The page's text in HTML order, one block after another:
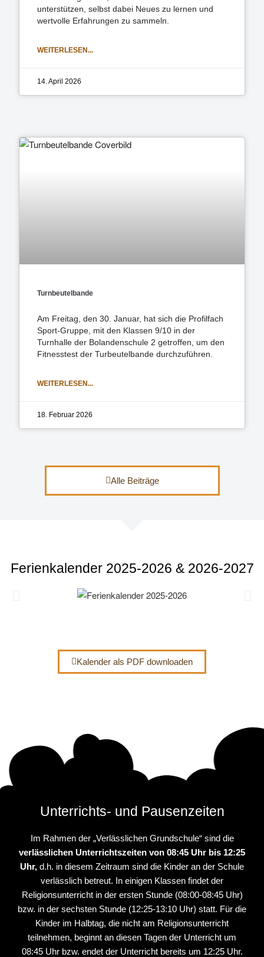
unterstützen, selbst dabei Neues zu lernen und
wertvolle Erfahrungen zu sammeln.
WEITERLESEN...
14. April 2026
Turnbeutelbande
Am Freitag, den 30. Januar, hat sich die Profilfach
Sport-Gruppe, mit den Klassen 9/10 in der
Turnhalle der Bolandenschule 2 getroffen, um den
Fitnesstest der Turbeutelbande durchzuführen.
WEITERLESEN...
18. Februar 2026
Alle Beiträge
Ferienkalender 2025-2026 & 2026-2027
Kalender als PDF downloaden
Unterrichts- und Pausenzeiten
Im Rahmen der „Verlässlichen Grundschule“ sind die
verlässlichen Unterrichtszeiten von 08:45 Uhr bis 12:25
Uhr, d.h. in diesem Zeitraum sind die Kinder an der Schule
verlässlich betreut. In einigen Klassen findet der
Religionsunterricht in der ersten Stunde (08:00-08:45 Uhr)
bzw. in der sechsten Stunde (12:25-13:10 Uhr) statt. Für die
Kinder im Halbtag, die nicht am Religionsunterricht
teilnehmen, beginnt an diesen Tagen der Unterricht um
08:45 Uhr bzw. endet der Unterricht bereits um 12:25 Uhr.